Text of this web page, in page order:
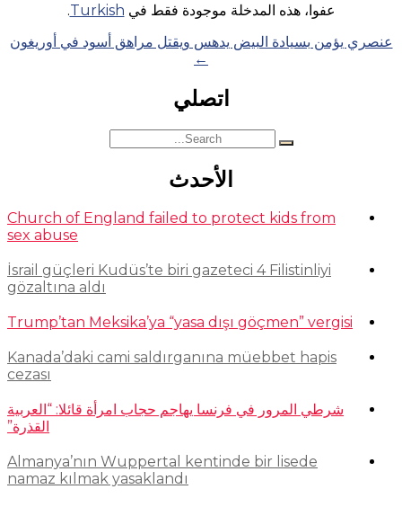
عفوا، هذه المدخلة موجودة فقط في Turkish
.
Posts
عنصري يؤمن بسيادة البيض يدهس ويقتل مراهق أسود في أوريغون
←
اتصلي
Search
for:
الأحدث
Church of England failed to protect kids from
sex abuse
İsrail güçleri Kudüs’te biri gazeteci 4 Filistinliyi
gözaltına aldı
Trump’tan Meksika’ya “yasa dışı göçmen” vergisi
Kanada’daki cami saldırganına müebbet hapis
cezası
شرطي المرور في فرنسا يهاجم حجاب امرأة قائلا: “العربية
القذرة”
Almanya’nın Wuppertal kentinde bir lisede
namaz kılmak yasaklandı